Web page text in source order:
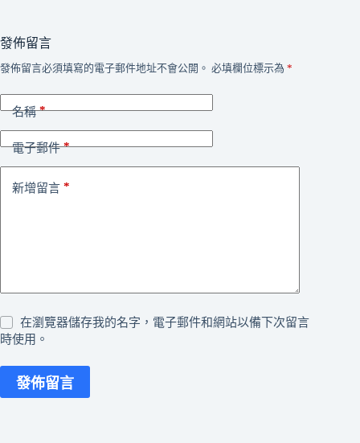
發佈留言
發佈留言必須填寫的電子郵件地址不會公開。 必填欄位標示為 *
名稱*
電子郵件*
新增留言 *
在瀏覽器儲存我的名字，電子郵件和網站以備下次留言
時使用。
發佈留言